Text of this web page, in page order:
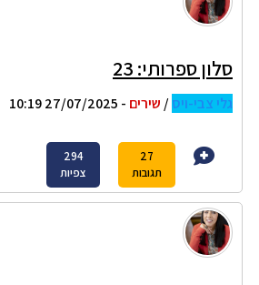
סלון ספרותי: 23
גלי צבי-ויס/ שירים - 27/07/2025 10:19
27
תגובות
294
צפיות